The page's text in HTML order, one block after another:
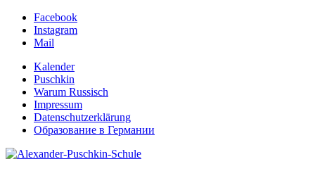
Facebook
Instagram
Mail
Kalender
Puschkin
Warum Russisch
Impressum
Datenschutzerklärung
Образование в Германии